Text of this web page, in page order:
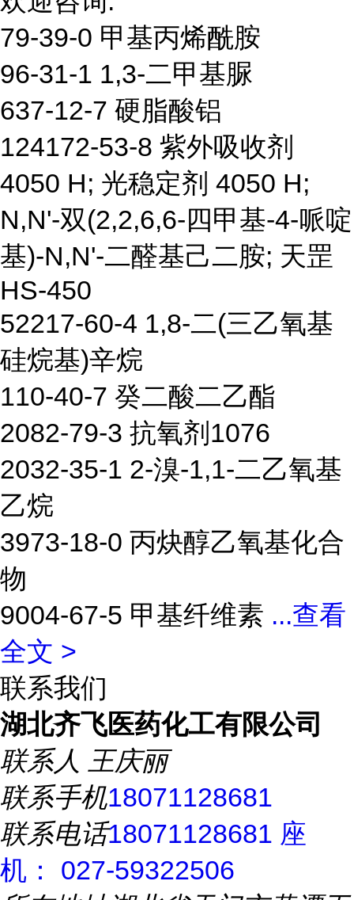
79-39-0 甲基丙烯酰胺
96-31-1 1,3-二甲基脲
637-12-7 硬脂酸铝
124172-53-8 紫外吸收剂
4050 H; 光稳定剂 4050 H;
N,N'-双(2,2,6,6-四甲基-4-哌啶
基)-N,N'-二醛基己二胺; 天罡
HS-450
52217-60-4 1,8-二(三乙氧基
硅烷基)辛烷
110-40-7 癸二酸二乙酯
2082-79-3 抗氧剂1076
2032-35-1 2-溴-1,1-二乙氧基
乙烷
3973-18-0 丙炔醇乙氧基化合
物
9004-67-5 甲基纤维素 ...查看
全文 >
联系我们
湖北齐飞医药化工有限公司
联系人 王庆丽
联系手机18071128681
联系电话18071128681 座
机： 027-59322506